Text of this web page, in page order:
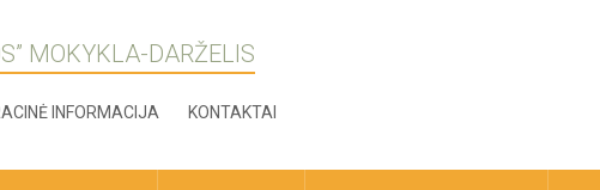
MOKYKLA-DARŽELIS
INFORMACIJA KONTAKTAI